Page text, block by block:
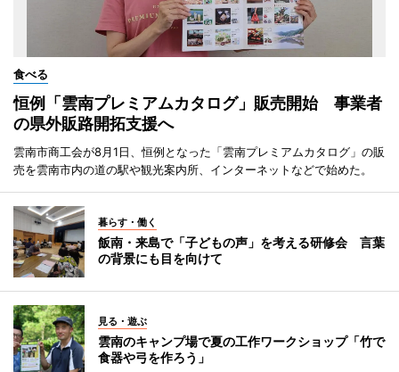
食べる
恒例「雲南プレミアムカタログ」販売開始 事業者
の県外販路開拓支援へ
雲南市商工会が8月1日、恒例となった「雲南プレミアムカタログ」の販
売を雲南市内の道の駅や観光案内所、インターネットなどで始めた。
暮らす・働く
飯南・来島で「子どもの声」を考える研修会 言葉
の背景にも目を向けて
見る・遊ぶ
雲南のキャンプ場で夏の工作ワークショップ「竹で
食器や弓を作ろう」